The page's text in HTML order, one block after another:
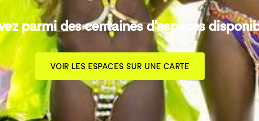
parmi des centaines d'espaces
VOIR LES ESPACES SUR UNE CARTE